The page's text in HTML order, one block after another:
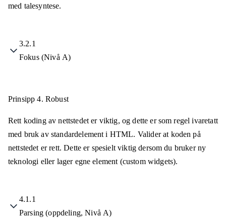
med talesyntese.
3.2.1
Fokus (Nivå A)
Prinsipp 4. Robust
Rett koding av nettstedet er viktig, og dette er som regel ivaretatt
med bruk av standardelement i HTML. Valider at koden på
nettstedet er rett. Dette er spesielt viktig dersom du bruker ny
teknologi eller lager egne element (custom widgets).
4.1.1
Parsing (oppdeling, Nivå A)